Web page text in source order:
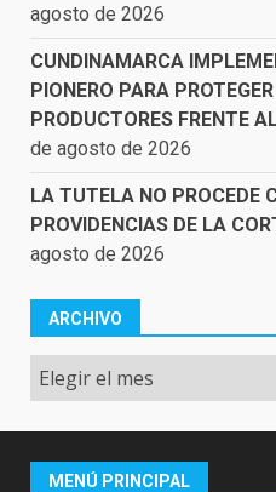
agosto de 2026
CUNDINAMARCA
PIONERO PARA
PRODUCTORES FRENTE
de agosto de 2026
LA TUTELA NO PROCEDE
PROVIDENCIAS DE LA
agosto de 2026
ARCHIVO
Archivo
MENÚ PRINCIPAL